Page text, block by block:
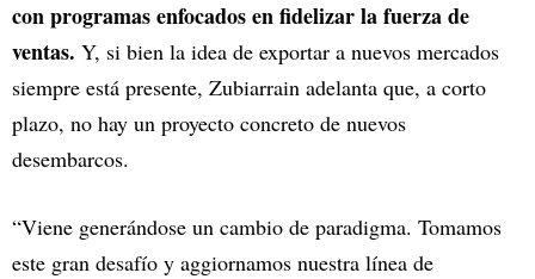
con programas enfocados en fidelizar la fuerza de
ventas. Y, si bien la idea de exportar a nuevos mercados
siempre está presente, Zubiarrain adelanta que, a corto
plazo, no hay un proyecto concreto de nuevos
desembarcos.
“Viene generándose un cambio de paradigma. Tomamos
este gran desafío y aggiornamos nuestra línea de